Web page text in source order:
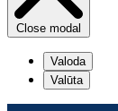
Close modal
Valoda
Valūta